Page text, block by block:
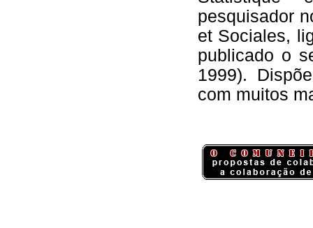
pesquisador
et Sociales,
publicado o
1999).
com muitos